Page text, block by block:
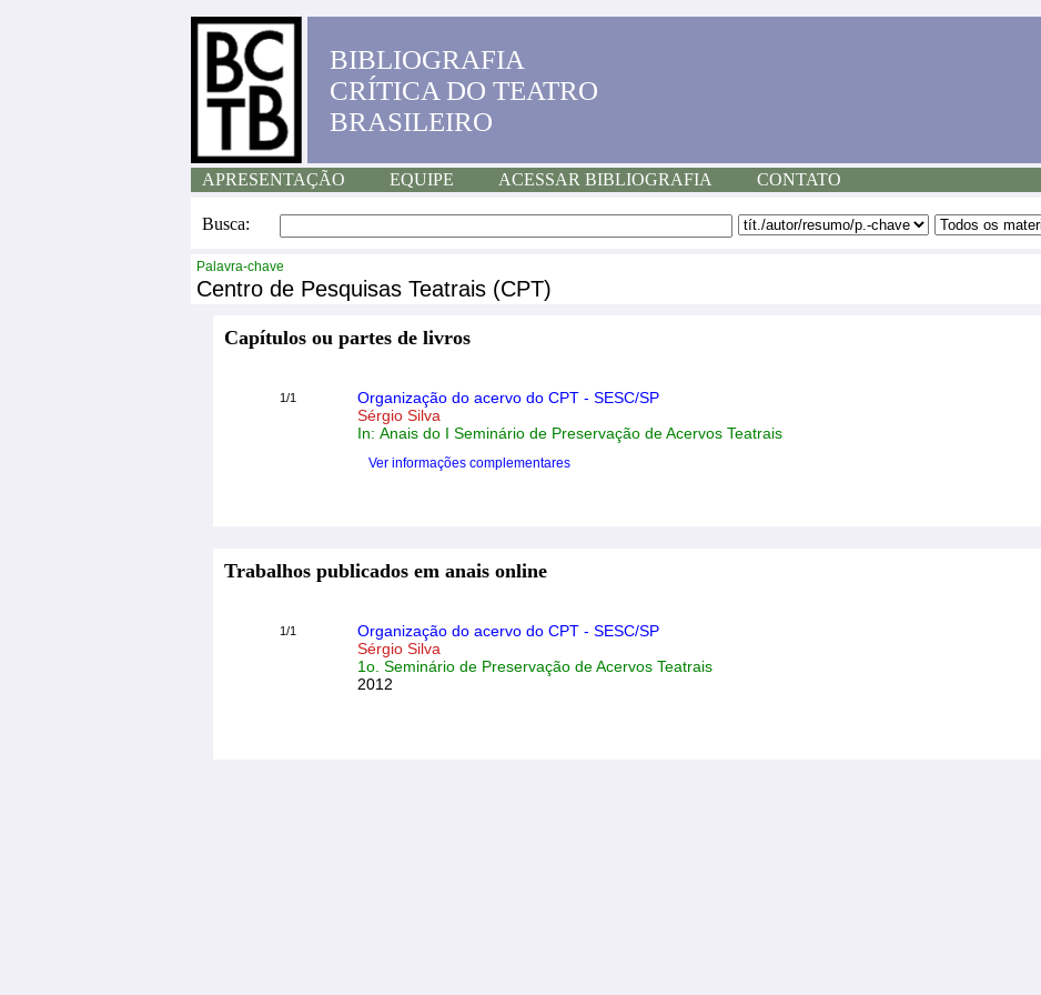
BIBLIOGRAFIA
CRÍTICA DO TEATRO
BRASILEIRO
APRESENTAÇÃO EQUIPE ACESSAR BIBLIOGRAFIA CONTATO
Busca:
Palavra-chave
Centro de Pesquisas Teatrais (CPT)
Capítulos ou partes de livros
1/1
Organização do acervo do CPT - SESC/SP
Sérgio Silva
In: Anais do I Seminário de Preservação de Acervos Teatrais
Ver informações complementares
Trabalhos publicados em anais online
1/1
Organização do acervo do CPT - SESC/SP
Sérgio Silva
1o. Seminário de Preservação de Acervos Teatrais
2012